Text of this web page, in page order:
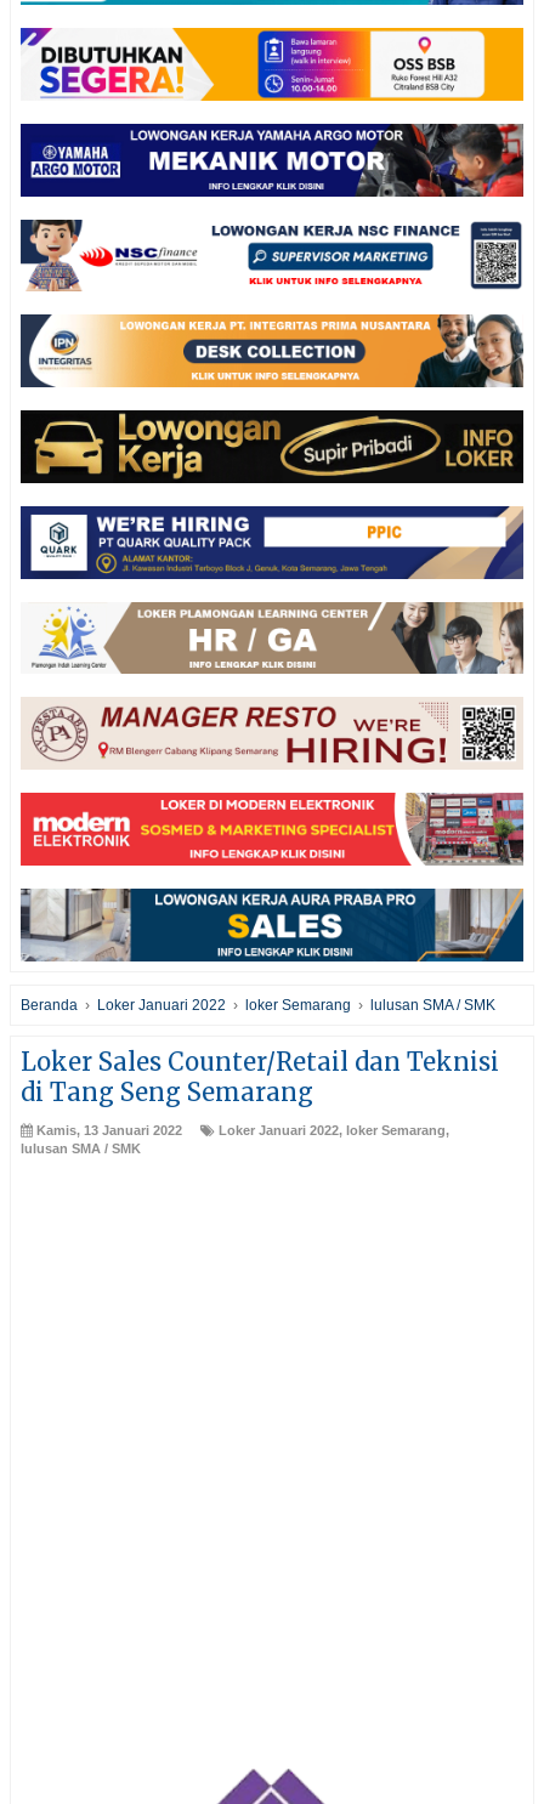
Beranda › Loker Januari 2022 › loker Semarang › lulusan SMA / SMK
Loker Sales Counter/Retail dan Teknisi
di Tang Seng Semarang
Kamis, 13 Januari 2022 Loker Januari 2022, loker Semarang,
lulusan SMA / SMK